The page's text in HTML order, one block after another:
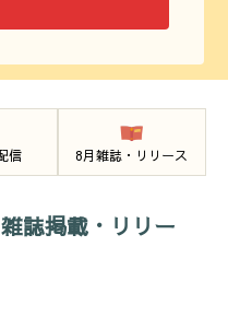
信 8月雑誌・リリース
誌掲載・リリー